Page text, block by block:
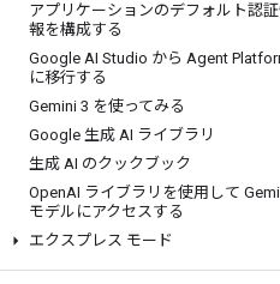
アプリケーションのデフォルト認
報を構成する
Google AI Studio から Agent
に移行する
Gemini 3 を使ってみる
Google 生成 AI ライブラリ
生成 AI のクックブック
OpenAI ライブラリを使用して
モデルにアクセスする
エクスプレス モード